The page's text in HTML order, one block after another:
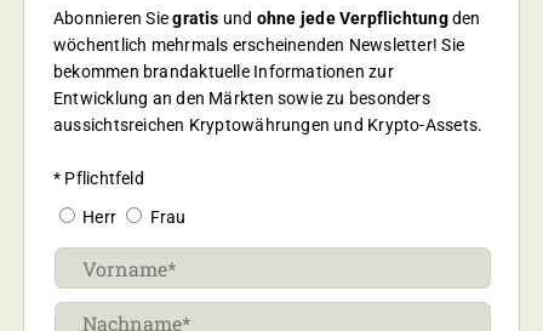
Abonnieren Siegratis und ohne jede Verpflichtungden
wöchentlich mehrmals erscheinenden Newsletter! Sie
bekommen brandaktuelle Informationen zur
Entwicklung an den Märkten sowie zu besonders
aussichtsreichen Kryptowährungen und Krypto-Assets.
* Pflichtfeld
Herr
Frau